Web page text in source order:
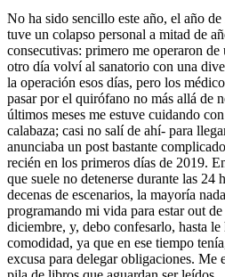
No ha sido sencillo este año, el año
tuve un colapso personal a mitad de
consecutivas: primero me operaron
otro día volví al sanatorio con una
la operación esos días, pero los
pasar por el quirófano no más allá de
últimos meses me estuve cuidando
calabaza; casi no salí de ahí- para
anunciaba un post bastante
recién en los primeros días de 2019.
que suele no detenerse durante las 24
decenas de escenarios, la mayoría
programando mi vida para estar out
diciembre, y, debo confesarlo, hasta
comodidad, ya que en ese tiempo
excusa para delegar obligaciones. Me